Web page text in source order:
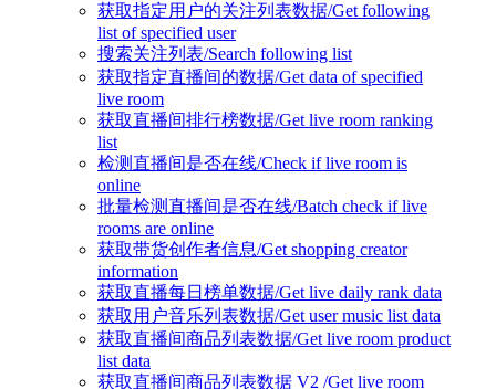
获取指定用户的关注列表数据/Get following
list of specified user
搜索关注列表/Search following list
获取指定直播间的数据/Get data of specified
live room
获取直播间排行榜数据/Get live room ranking
list
检测直播间是否在线/Check if live room is
online
批量检测直播间是否在线/Batch check if live
rooms are online
获取带货创作者信息/Get shopping creator
information
获取直播每日榜单数据/Get live daily rank data
获取用户音乐列表数据/Get user music list data
获取直播间商品列表数据/Get live room product
list data
获取直播间商品列表数据 V2 /Get live room